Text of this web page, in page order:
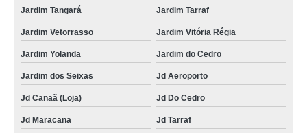
Jardim Tangará Jardim Tarraf
Jardim Vetorrasso Jardim Vitória Régia
Jardim Yolanda Jardim do Cedro
Jardim dos Seixas Jd Aeroporto
Jd Canaã (Loja) Jd Do Cedro
Jd Maracana Jd Tarraf